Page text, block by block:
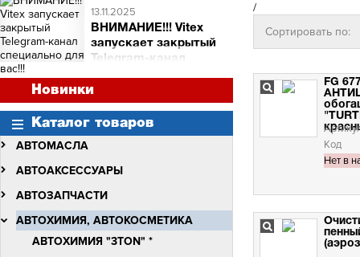
ВНИМАНИЕ!!! Видео-
конкурс для автосервисов
и торговых точек
Сними видео с Vitex -
Quantum Molibden
13.11.2025
ВНИМАНИЕ!!! Vitex
запускает закрытый
Telegram-канал
ВНИМАНИЕ!!!
Telegram-канал
специально для вас!!!
Новинки
Каталог товаров
АВТОМАСЛА
АВТОАКСЕССУАРЫ
АВТОЗАПЧАСТИ
АВТОХИМИЯ, АВТОКОСМЕТИКА
АВТОХИМИЯ "3TON" *
/
Сортировать по:
FG
Код
Нет в